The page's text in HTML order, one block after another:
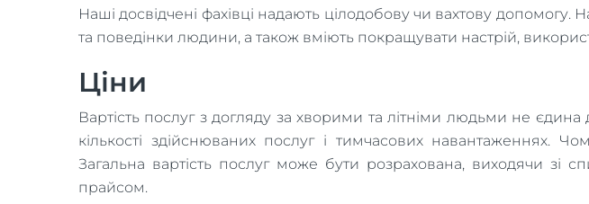
Наші досвідчені фахівці надають цілодобову чи вахтову допомогу.
та поведінки людини, а також вміють покращувати настрій,
Ціни
Вартість послуг з догляду за хворими та літніми людьми не єдина
кількості здійснюваних послуг і тимчасових навантаженнях.
Загальна вартість послуг може бути розрахована, виходячи зі
прайсом.